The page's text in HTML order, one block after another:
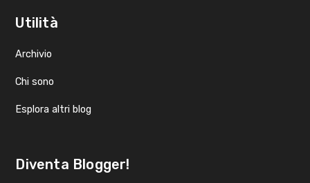
Utilità
Archivio
Chi sono
Esplora altri blog
Diventa Blogger!